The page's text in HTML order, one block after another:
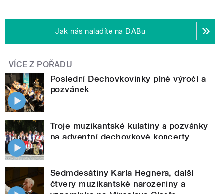
Jak nás naladíte na DABu
VÍCE Z POŘADU
Poslední Dechovkovinky plné výročí a
pozvánek
Troje muzikantské kulatiny a pozvánky
na adventní dechovkové koncerty
Sedmdesátiny Karla Hegnera, další
čtvery muzikantské narozeniny a